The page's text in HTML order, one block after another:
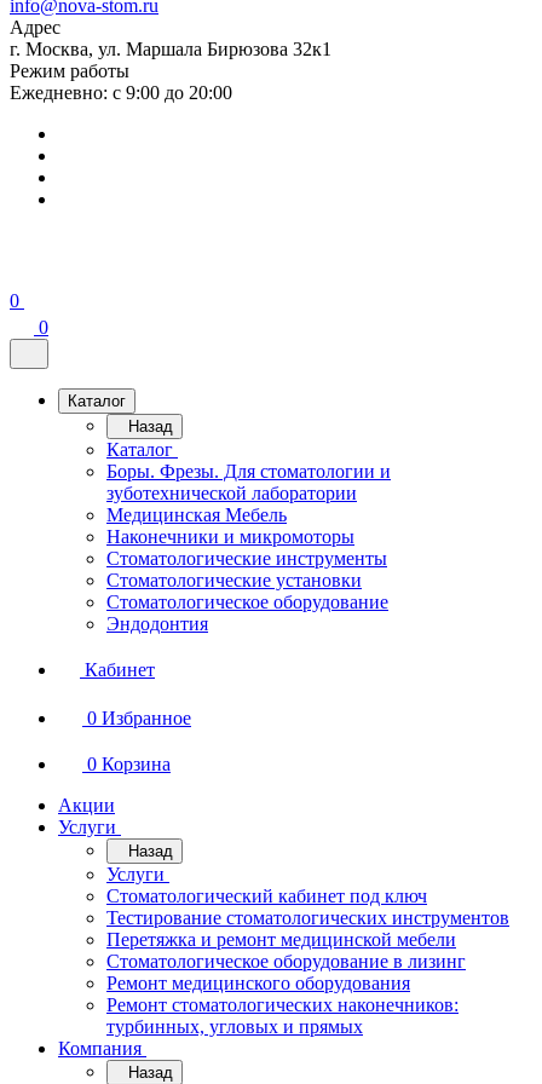
info@nova-stom.ru
Адрес
г. Москва, ул. Маршала Бирюзова 32к1
Режим работы
Ежедневно: с 9:00 до 20:00
0
0
Каталог
Назад
Каталог
Боры. Фрезы. Для стоматологии и
зуботехнической лаборатории
Медицинская Мебель
Наконечники и микромоторы
Стоматологические инструменты
Стоматологические установки
Стоматологическое оборудование
Эндодонтия
Кабинет
0 Избранное
0 Корзина
Акции
Услуги
Назад
Услуги
Стоматологический кабинет под ключ
Тестирование стоматологических инструментов
Перетяжка и ремонт медицинской мебели
Стоматологическое оборудование в лизинг
Ремонт медицинского оборудования
Ремонт стоматологических наконечников:
турбинных, угловых и прямых
Компания
Назад